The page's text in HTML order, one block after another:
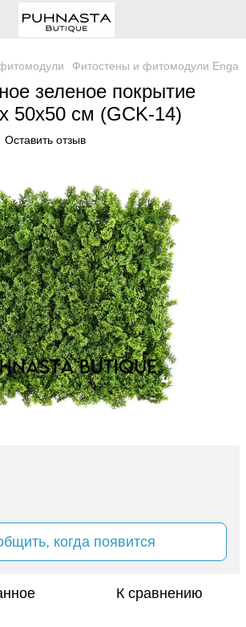
Фитостены и фитомодули
зеленое покрытие
50х50 см (GCK-14)
Оставить отзыв
когда появится
К сравнению